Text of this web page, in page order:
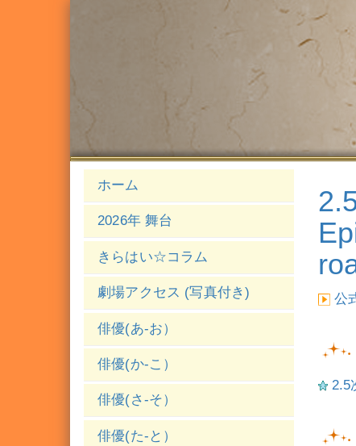
公
2.5
ホーム
2026年 舞台
きらはい☆コラム
劇場アクセス (写真付き)
俳優(あ-お）
俳優(か-こ）
俳優(さ-そ）
俳優(た-と）